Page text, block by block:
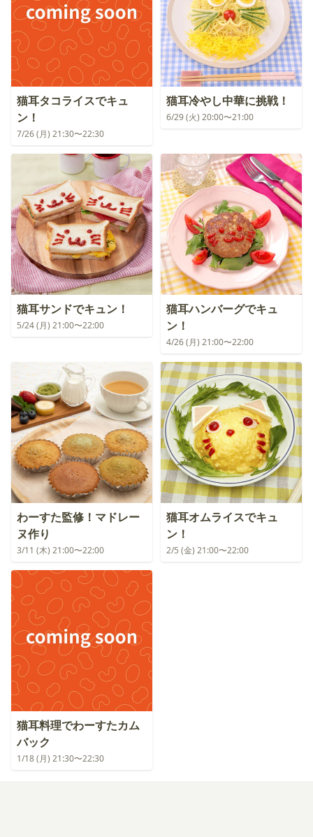
猫耳タコライスでキュ
ン！
7/26 (月) 21:30〜22:30
猫耳冷やし中華に挑戦！
6/29 (火) 20:00〜21:00
猫耳サンドでキュン！
5/24 (月) 21:00〜22:00
猫耳ハンバーグでキュ
ン！
4/26 (月) 21:00〜22:00
わーすた監修！マドレー
ヌ作り
3/11 (木) 21:00〜22:00
猫耳オムライスでキュ
ン！
2/5 (金) 21:00〜22:00
猫耳料理でわーすたカム
バック
1/18 (月) 21:30〜22:30